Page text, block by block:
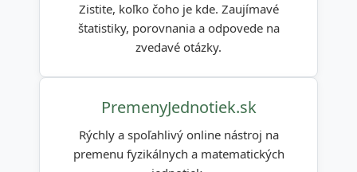
Zistite, koľko čoho je kde. Zaujímavé
štatistiky, porovnania a odpovede na
zvedavé otázky.
PremenyJednotiek.sk
Rýchly a spoľahlivý online nástroj na
premenu fyzikálnych a matematických